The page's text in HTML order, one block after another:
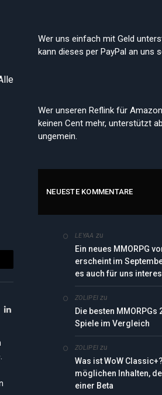
LinkedIn
Wer uns einfach mit Geld
kann dieses per PayPal an uns
Wer unseren Reflink für
keinen Cent mehr, unterstützt
ungemein.
NEUESTE KOMMENTARE
LEYAA zu
Ein neues MMORPG
erscheint im
es auch für uns
ZOLIPEI zu
Die besten
Spiele im Vergleich
ZOLIPEI zu
Was ist WoW
möglichen Inhalten,
einer Beta